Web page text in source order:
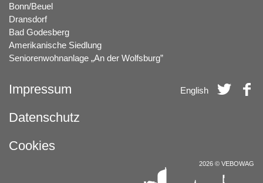
Bonn/Beuel
Dransdorf
Bad Godesberg
Amerikanische Siedlung
Seniorenwohnanlage „An der Wolfsburg”
Impressum
Datenschutz
Cookies
English
2026 © VEBOWAG